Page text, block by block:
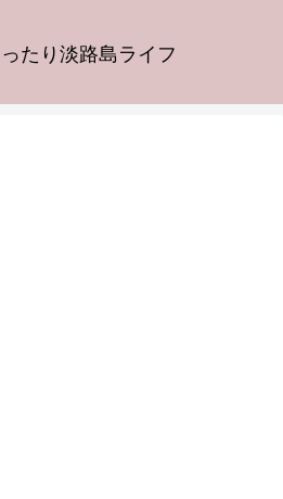
たり淡路島ライフ